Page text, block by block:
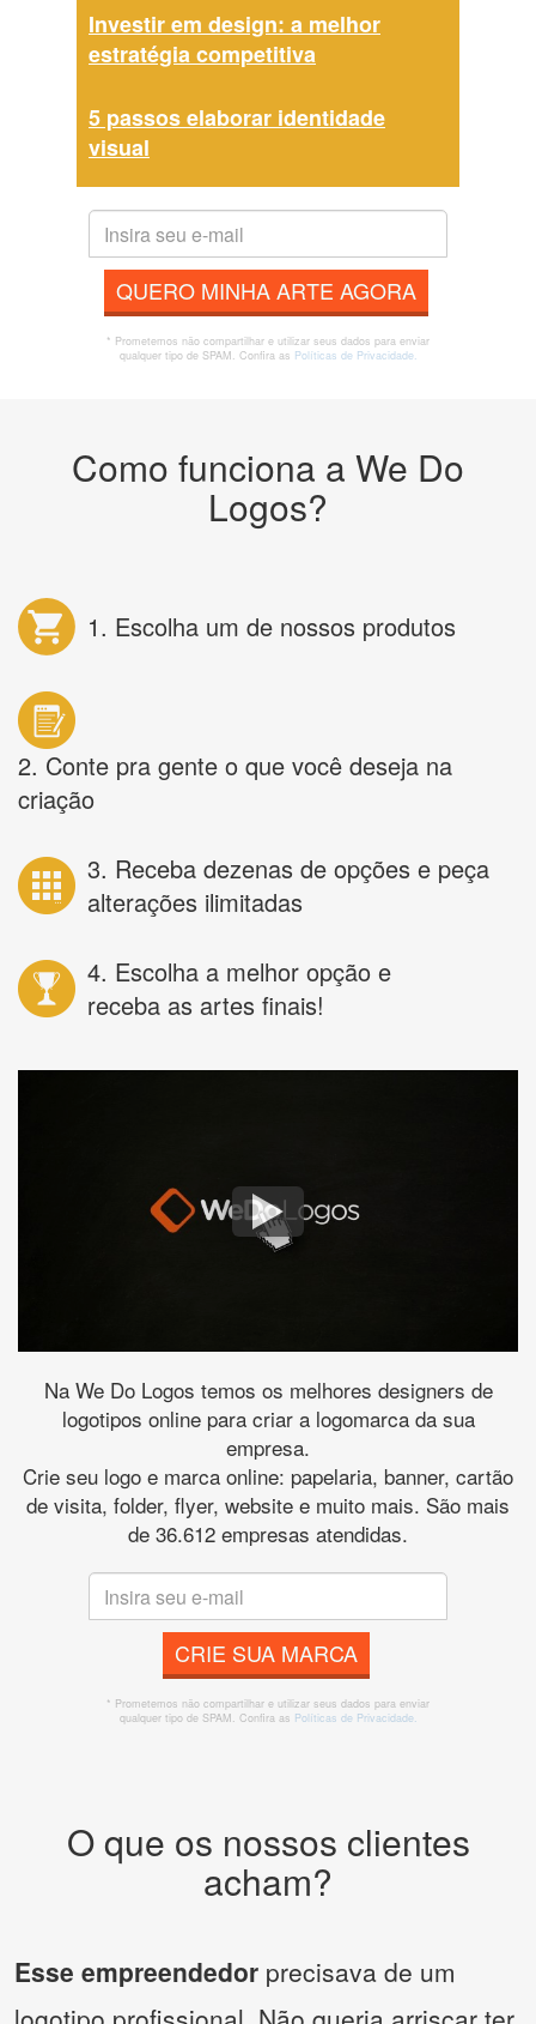
Investir em design: a melhor
estratégia competitiva
5 passos elaborar identidade
visual
QUERO MINHA ARTE AGORA
* Prometemos não compartilhar e utilizar seus dados para enviar
qualquer tipo de SPAM. Confira as Políticas de Privacidade.
Como funciona a We Do
Logos?
1. Escolha um de nossos produtos
2. Conte pra gente o que você deseja na
criação
3. Receba dezenas de opções e peça
alterações ilimitadas
4. Escolha a melhor opção e
receba as artes finais!
Na We Do Logos temos os melhores designers de
logotipos online para criar a logomarca da sua
empresa.
Crie seu logo e marca online: papelaria, banner, cartão
de visita, folder, flyer, website e muito mais. São mais
de 36.612 empresas atendidas.
CRIE SUA MARCA
* Prometemos não compartilhar e utilizar seus dados para enviar
qualquer tipo de SPAM. Confira as Políticas de Privacidade.
O que os nossos clientes
acham?
Esse empreendedor precisava de um